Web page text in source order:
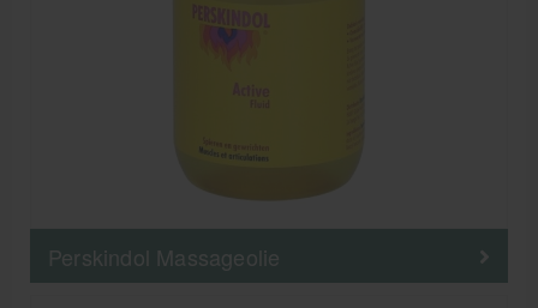
Perskindol Massageolie